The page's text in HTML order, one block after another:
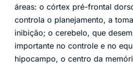
áreas: o córtex pré-frontal
controla o planejamento, a
inibição; o cerebelo, que
importante no controle e no
hipocampo, o centro da